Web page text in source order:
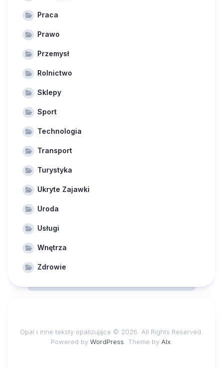
Praca
Prawo
Przemysł
Rolnictwo
Sklepy
Sport
Technologia
Transport
Turystyka
Ukryte Zajawki
Uroda
Usługi
Wnętrza
Zdrowie
Opal i inne teksty opalizujące © 2026. All Rights Reserved.
Powered by WordPress . Theme by Alx